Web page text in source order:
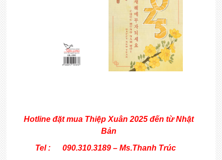
Hotline đặt mua Thiệp Xuân 2025 đến từ Nhật
Bản
Tel : 090.310.3189 – Ms.Thanh Trúc